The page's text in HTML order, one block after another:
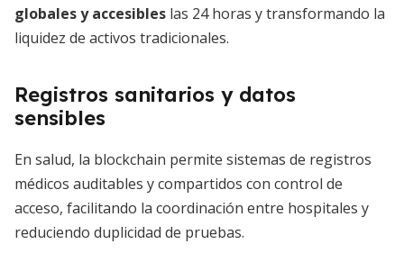
globales y accesibles las 24 horas y transformando la
liquidez de activos tradicionales.
Registros sanitarios y datos
sensibles
En salud, la blockchain permite sistemas de registros
médicos auditables y compartidos con control de
acceso, facilitando la coordinación entre hospitales y
reduciendo duplicidad de pruebas.